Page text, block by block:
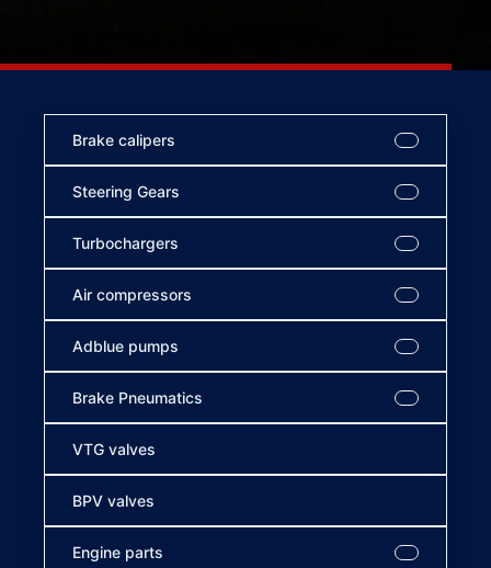
Brake calipers
Steering Gears
Turbochargers
Air compressors
Adblue pumps
Brake Pneumatics
VTG valves
BPV valves
Engine parts